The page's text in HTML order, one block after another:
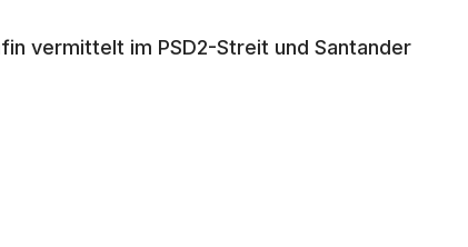
vermittelt im PSD2-Streit und Santander